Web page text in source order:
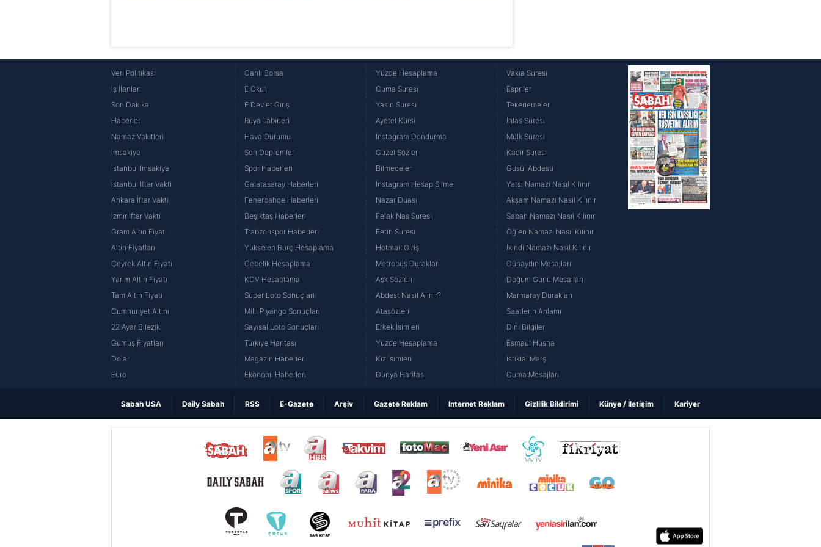
Veri Politikası
İş İlanları
Son Dakika
Haberler
Namaz Vakitleri
İmsakiye
İstanbul İmsakiye
İstanbul İftar Vakti
Ankara İftar Vakti
İzmir İftar Vakti
Gram Altın Fiyatı
Altın Fiyatları
Çeyrek Altın Fiyatı
Yarım Altın Fiyatı
Tam Altın Fiyatı
Cumhuriyet Altını
22 Ayar Bilezik
Gümüş Fiyatları
Dolar
Euro
Canlı Borsa
E Okul
E Devlet Giriş
Rüya Tabirleri
Hava Durumu
Son Depremler
Spor Haberleri
Galatasaray Haberleri
Fenerbahçe Haberleri
Beşiktaş Haberleri
Trabzonspor Haberleri
Yükselen Burç Hesaplama
Gebelik Hesaplama
KDV Hesaplama
Süper Loto Sonuçları
Milli Piyango Sonuçları
Sayısal Loto Sonuçları
Türkiye Haritası
Magazin Haberleri
Ekonomi Haberleri
Yüzde Hesaplama
Cuma Suresi
Yasin Suresi
Ayetel Kürsi
İnstagram Dondurma
Güzel Sözler
Bilmeceler
İnstagram Hesap Silme
Nazar Duası
Felak Nas Suresi
Fetih Suresi
Hotmail Giriş
Metrobüs Durakları
Aşk Sözleri
Abdest Nasıl Alınır?
Atasözleri
Erkek İsimleri
Yüzde Hesaplama
Kız İsimleri
Dünya Haritası
Vakıa Suresi
Espriler
Tekerlemeler
İhlas Suresi
Mülk Suresi
Kadir Suresi
Gusül Abdesti
Yatsı Namazı Nasıl Kılınır
Akşam Namazı Nasıl Kılınır
Sabah Namazı Nasıl Kılınır
Öğlen Namazı Nasıl Kılınır
İkindi Namazı Nasıl Kılınır
Günaydın Mesajları
Doğum Günü Mesajları
Marmaray Durakları
Saatlerin Anlamı
Dini Bilgiler
Esmaül Hüsna
İstiklal Marşı
Cuma Mesajları
Sabah USA Daily Sabah RSS E-Gazete Arşiv Gazete Reklam Internet Reklam Gizlilik Bildirimi Künye / İletişim Kariyer